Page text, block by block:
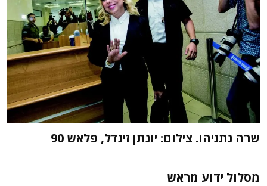
שרה נתניהו. צילום: יונתן זינדל, פלאש 90
מסלול ידוע מראש